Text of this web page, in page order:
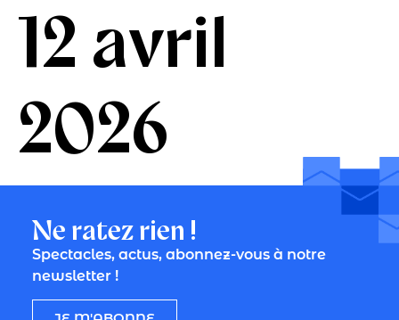
12 avril
2026
Ne ratez rien !
Spectacles, actus, abonnez-vous à notre
newsletter !